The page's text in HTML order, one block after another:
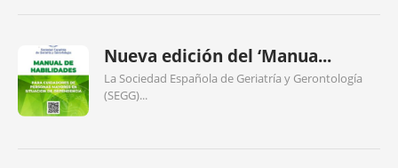
Nueva edición del ‘Manua...
La Sociedad Española de Geriatría y Gerontología
(SEGG)...